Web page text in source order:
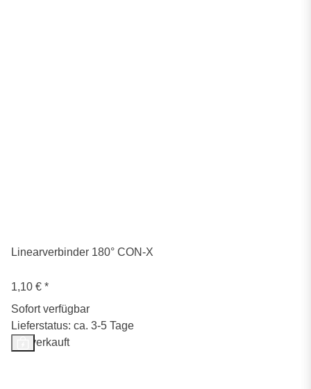
Linearverbinder 180° CON-X
1,10 € *
Sofort verfügbar
Lieferstatus: ca. 3-5 Tage
Ausverkauft